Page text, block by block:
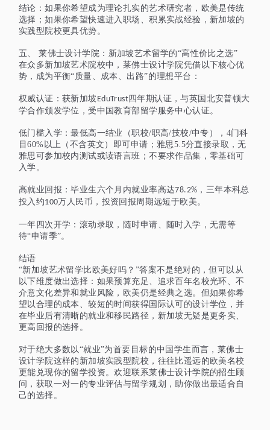
结论：如果你希望成为理论扎实的艺术研究者，欧美是传统
选择；如果你希望快速进入职场、积累实战经验，新加坡的
实践型院校更具优势。
五、 莱佛士设计学院：新加坡艺术留学的“高性价比之选”
在众多新加坡艺术院校中，莱佛士设计学院凭借以下核心优
势，成为平衡“质量、成本、出路”的理想平台：
权威认证：获新加坡 EduTrust四年期认证，与英国北安普顿大
学合作颁发学位，受中国教育部留学服务中心认证。
低门槛入学：最低高一结业（职校/职高/技校/中专），4门科
目60%以上（不含英文） 即可申请；雅思5.5分直接录取，无
雅思可参加校内测试或读语言班；不要求作品集，零基础可
入学。
高就业回报：毕业生六个月内就业率高达78.2% ，三年本科总
投入约100万人民币，投资回报周期远短于欧美。
一年四次开学：滚动录取，随时申请、随时入学，无需等
待“申请季”。
结语
“新加坡艺术留学比欧美好吗？”答案不是绝对的，但可以从
以下维度做出选择：如果预算充足、追求百年名校光环、不
介意文化差异和就业风险，欧美仍是经典之选。但如果你希
望以合理的成本、较短的时间获得国际认可的设计学位，并
在毕业后有清晰的就业和移民路径，新加坡无疑是更务实、
更高回报的选择。
对于绝大多数以“就业”为首要目标的中国学生而言，莱佛士
设计学院这样的新加坡实践型院校，往往比遥远的欧美名校
更能兑现你的留学投资。欢迎联系莱佛士设计学院的招生顾
问，获取一对一的专业评估与留学规划，助你做出最适合自
己的选择。